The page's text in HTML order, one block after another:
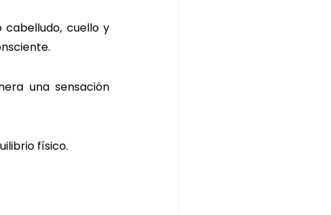
cuello y
una sensación
físico.